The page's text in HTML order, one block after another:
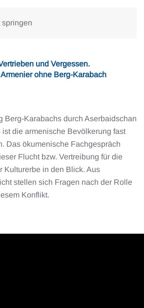
und Vergessen.
ohne Berg-Karabach
Berg-Karabachs durch Aserbaidschan
ist die armenische Bevölkerung fast
Das ökumenische Fachgespräch
Flucht bzw. Vertreibung für die
Kulturerbe in den Blick. Aus
stellen sich Fragen nach der Rolle
Konflikt.